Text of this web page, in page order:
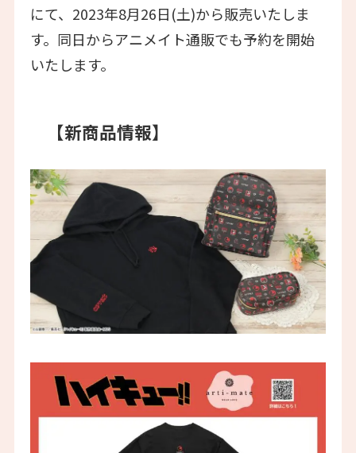
にて、2023年8月26日(土)から販売いたしま
す。同日からアニメイト通販でも予約を開始
いたします。
【新商品情報】